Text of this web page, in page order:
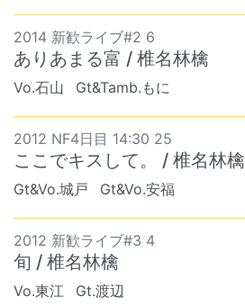
2014 新歓ライブ#2 6
ありあまる富 / 椎名林檎
Vo.石山 Gt&Tamb.もに
2012 NF4日目 14:30 25
ここでキスして。 / 椎名林檎
Gt&Vo.城戸 Gt&Vo.安福
2012 新歓ライブ#3 4
旬 / 椎名林檎
Vo.東江 Gt.渡辺